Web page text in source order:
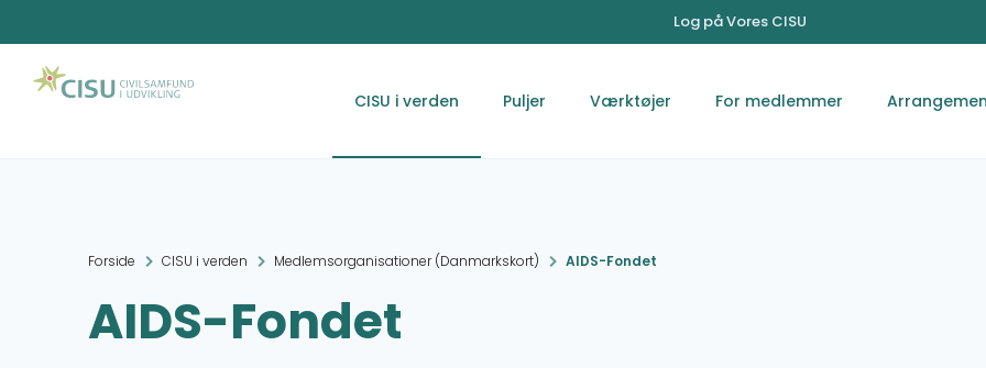
Log på Vores CISU
CISU i verden Puljer Værktøjer For medlemmer
Forside CISU i verden Medlemsorganisationer (Danmarkskort) AIDS-Fondet
AIDS-Fondet